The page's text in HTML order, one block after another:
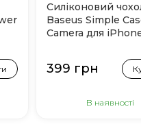
Силіконовий
Baseus Simple
Camera для
399 грн
В наявності